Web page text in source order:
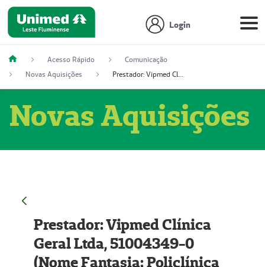
Login
Acesso Rápido
Comunicação
Novas Aquisições
Prestador: Vipmed Clínica Geral Ltda, 51004349-0 (Nome Fantasia: Policlínica Master)
Novas Aquisições
Prestador: Vipmed Clínica
Geral Ltda, 51004349-0
(Nome Fantasia: Policlínica